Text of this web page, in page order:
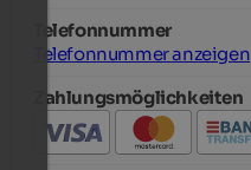
Telefonnummer
Telefonnummer anzeigen
Zahlungsmöglichkeiten